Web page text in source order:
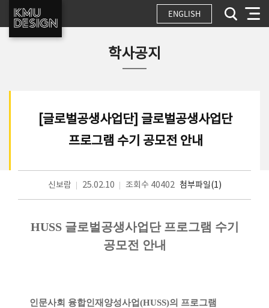
ENGLISH
학사공지
[글로벌공생사업단] 글로벌공생사업단
프로그램 수기 공모전 안내
신보람 25.02.10 조회수 40402 첨부파일(1)
HUSS 글로벌공생사업단 프로그램 수기
공모전 안내
인문사회 융합인재양성사업(HUSS)의 프로그램